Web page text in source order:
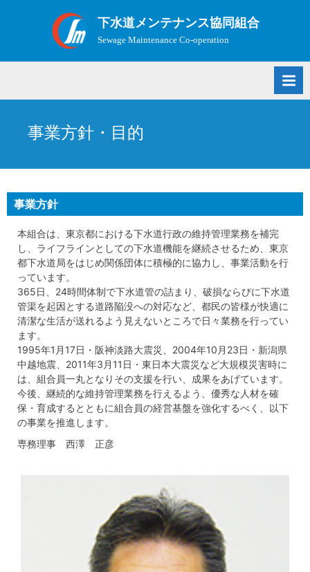
下水道メンテナンス協同組合
Sewage Maintenance Co-operation
事業方針・目的
事業方針
本組合は、東京都における下水道行政の維持管理業務を補完
し、ライフラインとしての下水道機能を継続させるため、東京
都下水道局をはじめ関係団体に積極的に協力し、事業活動を行
っています。
365日、24時間体制で下水道管の詰まり、破損ならびに下水道
管渠を起因とする道路陥没への対応など、都民の皆様が快適に
清潔な生活が送れるよう見えないところで日々業務を行ってい
ます。
1995年1月17日・阪神淡路大震災、2004年10月23日・新潟県
中越地震、2011年3月11日・東日本大震災など大規模災害時に
は、組合員一丸となりその支援を行い、成果をあげています。
今後、継続的な維持管理業務を行えるよう、優秀な人材を確
保・育成するとともに組合員の経営基盤を強化するべく、以下
の事業を推進します。
専務理事 西澤 正彦